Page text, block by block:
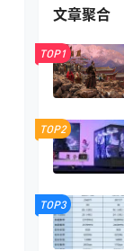
文章聚合
TOP1
TOP2
TOP3